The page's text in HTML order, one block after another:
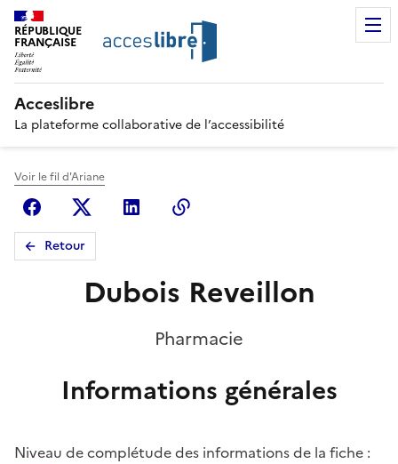
RÉPUBLIQUE
FRANÇAISE
Acceslibre
La plateforme collaborative de l’accessibilité
Voir le fil d'Ariane
FacebookX (anciennement Twitter)
Linkedin
Retour
Dubois Reveillon
Pharmacie
Informations générales
Niveau de complétude des informations de la fiche :